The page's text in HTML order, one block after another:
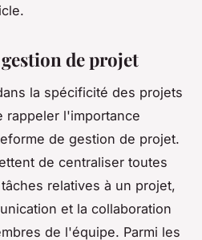
de projet
la spécificité des projets
rappeler l'importance
de gestion de projet.
de centraliser toutes
relatives à un projet,
et la collaboration
de l'équipe. Parmi les